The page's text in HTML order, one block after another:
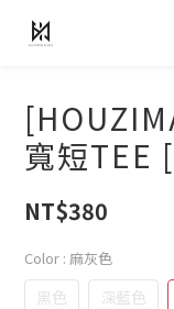
寬短TEE
NT$380
Color : 麻灰色
黑色 深藍色